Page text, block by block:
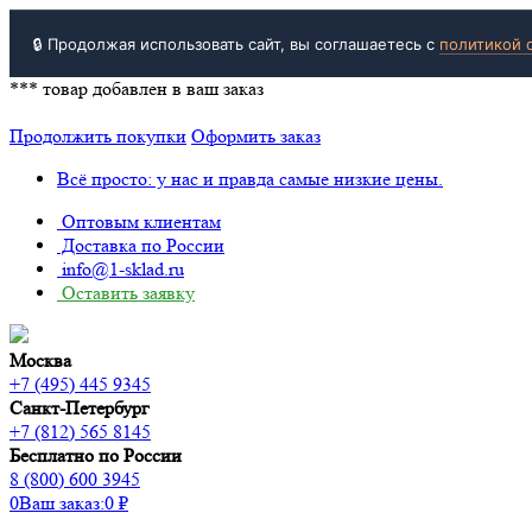
🔒 Продолжая использовать сайт, вы соглашаетесь с политикой
*** товар добавлен в ваш заказ
Продолжить покупки Оформить заказ
Всё просто: у нас и правда самые низкие цены.
Оптовым клиентам
Доставка по России
info@1-sklad.ru
Оставить заявку
Москва
+7 (495) 445 9345
Санкт-Петербург
+7 (812) 565 8145
Бесплатно по России
8 (800) 600 3945
0Ваш заказ:0 ₽